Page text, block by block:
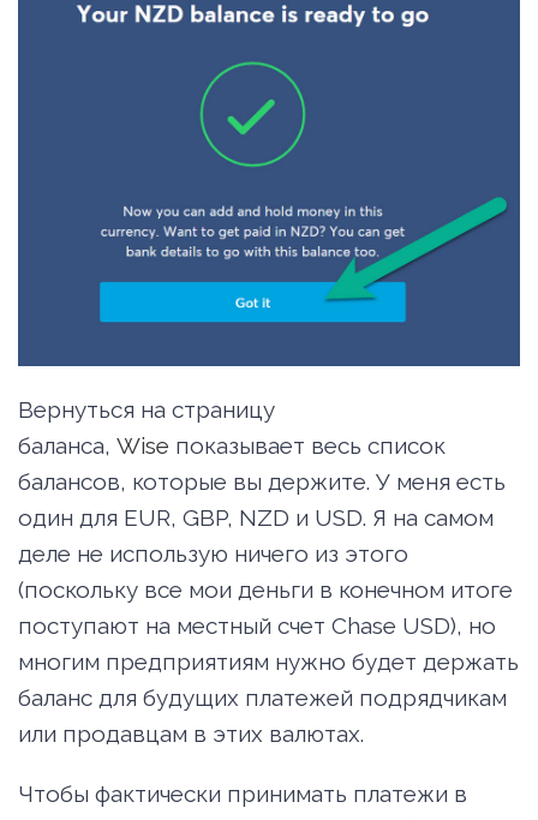
Вернуться на страницу
баланса, Wise показывает весь список
балансов, которые вы держите. У меня есть
один для EUR, GBP, NZD и USD. Я на самом
деле не использую ничего из этого
(поскольку все мои деньги в конечном итоге
поступают на местный счет Chase USD), но
многим предприятиям нужно будет держать
баланс для будущих платежей подрядчикам
или продавцам в этих валютах.
Чтобы фактически принимать платежи в